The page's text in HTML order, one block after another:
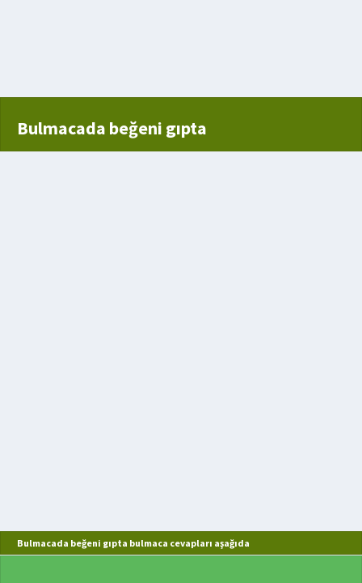
Bulmacada beğeni gıpta
Bulmacada beğeni gıpta bulmaca cevapları aşağıda